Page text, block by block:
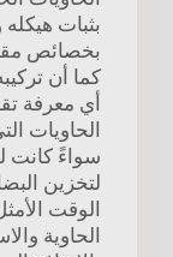
بثبات هيكله
بخصائص
كما أن
أي معرفة
الحاويات
سواءً كانت
لتخزين
الوقت
الحاوية